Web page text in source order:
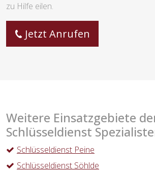
zu Hilfe eilen.
Jetzt Anrufen
Weitere Einsatzgebiete
Schlüsseldienst
Schlüsseldienst Peine
Schlüsseldienst Söhlde